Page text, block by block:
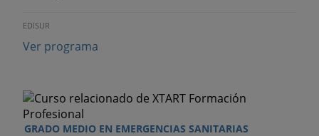
EDISUR
Ver programa
GRADO MEDIO EN EMERGENCIAS SANITARIAS